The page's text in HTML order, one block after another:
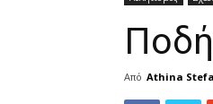
Από Athina